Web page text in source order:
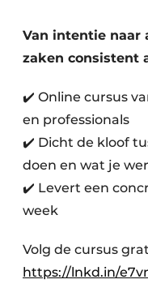
Vacature
Van intentie naar
zaken consistent
✔️ Online cursus
en professionals
✔️ Dicht de kloof
doen en wat je
✔️ Levert een
week
Volg de cursus
https://lnkd.in/